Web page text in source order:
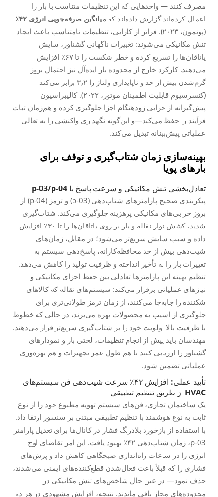
مصرف کنند — واحدهایی که این تنظیمات متناسب با بار را
اعمال کرده‌اند گزارش داده‌اند که میانگین صرفه‌جویی انرژی ۴۲٪
(پونمون، ۲۰۲۳). فراتر از کارایی، تنظیمات نامتناسب باعث ایجاد
تنش مکانیکی می‌شوند: تغییرات ناگهانی گشتاور، سایش
یاتاقان‌ها را تسریع کرده و خطر شکست را تا ۶۷٪ افزایش
می‌دهند. کارکرد خارج از محدوده بار ایده‌آل نیز احتمال بروز
گرم‌شدن بیش از حد و ناپایداری ولتاژ را ۳٫۲ برابر می‌کند
(کنسرسیوم قابلیت اطمینان موتور، ۲۰۲۲). کالیبراسیون
پیش‌گیرانه از خرابی زودهنگام اجزا جلوگیری کرده و هم‌زمان ثبات
فرآیند را حفظ می‌کند—و این‌گونه نگهداری واکنشی را به تعالی
عملیاتی پیش‌بینانه تبدیل می‌کند.
بهینه‌سازی زمان شتاب‌گیری و توقف برای
بارهای پویا
تعادل‌بخشی تنش مکانیکی و سرعت پاسخ با p-03/p-04
پیکربندی صحیح پارامترهای شتاب‌دهی (p-03) و ترمز (p-04) از
بروز خرابی‌های مکانیکی پرهزینه جلوگیری می‌کند. شتاب‌گیری
شدید، کشش نوار نقاله و بار بر روی یاتاقان‌ها را تا ۳۰٪ افزایش
داده و سبب سایش سریع‌تر می‌شود؛ در مقابل، زمان‌های
شیب‌دهی بیش از حد محافظه‌کارانه، پاسخ‌دهی سیستم به
تغییرات بار را به تأخیر انداخته و ظرفیت تولید را کاهش می‌دهد.
تنظیم بهینه این پارامترها تعادلی بین حفظ اجزای مکانیکی و
نیازهای عملیاتی برقرار می‌کند: سیستم‌های نقاله که کالاهای
شکننده را جابه‌جا می‌کنند، از زمان ترمز طولانی‌تری برای
جلوگیری از آسیب به محصولات بهره می‌برند، در حالی که خطوط
با ظرفیت بالا اولویت خود را بر شتاب‌گیری سریع‌تر قرار می‌دهند.
مهندسان باید پیش از انجام تنظیمات، لختی بار و نمودارهای
گشتاور را ارزیابی کنند تا هم طول عمر تجهیزات و هم بهره‌وری
عملیاتی تضمین شود.
تأیید عملی: افزایش ۴۲٪ سرعت شیب‌دهی فن سیستم‌های
HVAC از طریق تنظیم تطبیقی
یک ساختمان تجاری، فن‌های سیستم تهویه مطبوع خود را از نوع
ثابت به نوع هوشمند با تنظیم تطبیقی مبتنی بر سنسور ارتقا داد.
با استفاده از بازخورد بلادرنگ فشار در کانال‌ها برای تعدیل پارامتر
p-03، زمان شتاب‌دهی ۴۲٪ بهبود یافت. این امر تقاضای اوج
انرژی را در ساعات راه‌اندازی صبحگاهی کاهش داد و پرش‌های
فشاری را که قبلاً باعث فعال‌شدن قطع‌کننده‌های ایمنی می‌شدند،
حذف نمود— در عین حال شاخص‌های تنش مکانیکی در
محدوده‌های مجاز باقی ماندند. نتیجه، افزایش مشهودی در هر دو